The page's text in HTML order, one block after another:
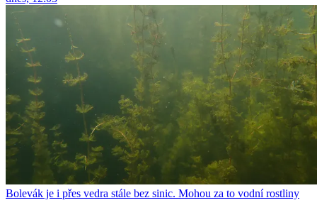
Bolevák je i přes vedra stále bez sinic. Mohou za to vodní rostliny